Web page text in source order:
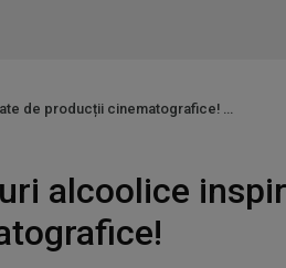
de producții cinematografice!
alcoolice